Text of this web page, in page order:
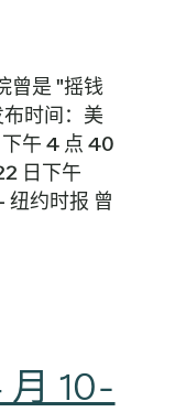
曾是 "摇钱
时间：美
午 4 点 40
日下午
约时报 曾
10-